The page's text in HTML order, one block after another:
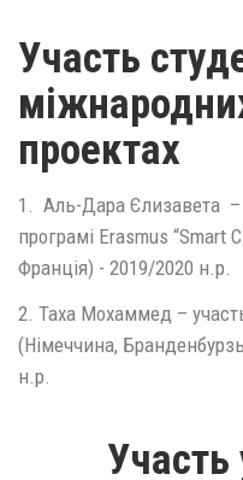
Участь
проектах
1. Аль-Дара Єлизавета –
програмі Erasmus “Smart
Франція) - 2019/2020 н.р.
2. Таха Мохаммед –
(Німеччина,
н.р.
Участь